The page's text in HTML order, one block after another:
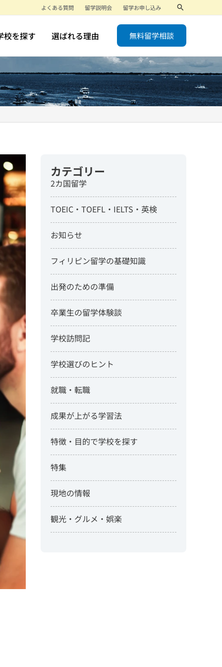
よくある質問 留学説明会 留学お申し込み
検
索
校を探す 選ばれる理由 無料留学相談
カテゴリー
2カ国留学
TOEIC・TOEFL・IELTS・英検
お知らせ
フィリピン留学の基礎知識
出発のための準備
卒業生の留学体験談
学校訪問記
学校選びのヒント
就職・転職
成果が上がる学習法
特徴・目的で学校を探す
特集
現地の情報
観光・グルメ・娯楽